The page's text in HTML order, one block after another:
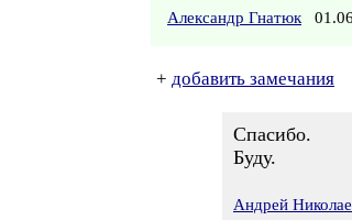
Александр Гнатюк
+ добавить замечания
Спасибо.
Буду.
Андрей